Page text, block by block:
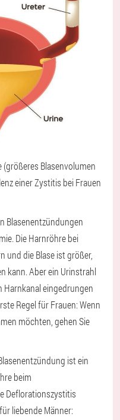
Blasenvolumen
einer Zystitis bei Frauen
Blasenentzündungen
Die Harnröhre bei
und die Blase ist größer,
kann. Aber ein Urinstrahl
Harnkanal eingedrungen
Regel für Frauen: Wenn
möchten, gehen Sie
ist ein
beim
Deflorationszystitis
liebende Männer: